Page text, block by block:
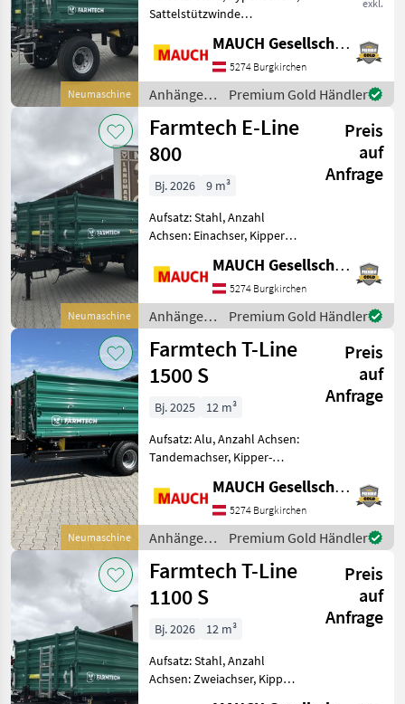
Neumaschine
exkl.
Sattelstützwinde
durchgehenden
Bordwänden -
Bordwandversteifung links
+ rechts - Beleuchtung - 2-
Leiter Druckluftbremsanla
MAUCH Gesellschaft m.b.H. & Co.KG
5274 Burgkirchen
Anhänger /
Farmtech
Premium Gold Händler
Neumaschine
Farmtech E-Line
800
Preis
auf
Anfrage
Bj. 2026
9 m³
Aufsatz: Stahl, Anzahl
Achsen: Einachser, Kipper-
Bremse: Druckluftbremse,
Sattelstützwinde Farmtech
E-Line 800 Ausstattung: -
Sonderlack
MAUCH Gesellschaft m.b.H. & Co.KG
5274 Burgkirchen
Anhänger /
Farmtech
Premium Gold Händler
Neumaschine
Farmtech T-Line
1500 S
Preis
auf
Anfrage
Bj. 2025
12 m³
Aufsatz: Alu, Anzahl Achsen:
Tandemachser, Kipper-
Bremse: Druckluftbremse,
Typenschein, Pendel-
Bordwände,
Sattelstützwinde Hier wird
eine komple
MAUCH Gesellschaft m.b.H. & Co.KG
5274 Burgkirchen
Anhänger /
Farmtech
Premium Gold Händler
Farmtech T-Line
1100 S
Preis
auf
Anfrage
Bj. 2026
12 m³
Aufsatz: Stahl, Anzahl
Achsen: Zweiachser, Kipper-